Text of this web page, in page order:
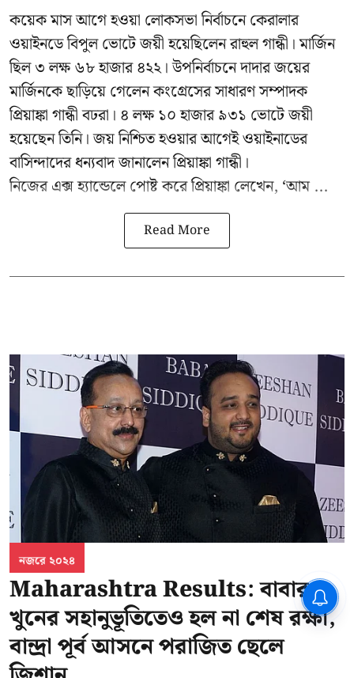
কয়েক মাস আগে হওয়া লোকসভা নির্বাচনে কেরালার
ওয়াইনডে বিপুল ভোটে জয়ী হয়েছিলেন রাহুল গান্ধী। মার্জিন
ছিল ৩ লক্ষ ৬৮ হাজার ৪২২। উপনির্বাচনে দাদার জয়ের
মার্জিনকে ছাড়িয়ে গেলেন কংগ্রেসের সাধারণ সম্পাদক
প্রিয়াঙ্কা গান্ধী বঢরা। ৪ লক্ষ ১০ হাজার ৯৩১ ভোটে জয়ী
হয়েছেন তিনি। জয় নিশ্চিত হওয়ার আগেই ওয়াইনাডের
বাসিন্দাদের ধন্যবাদ জানালেন প্রিয়াঙ্কা গান্ধী।
নিজের এক্স হ্যান্ডেলে পোষ্ট করে প্রিয়াঙ্কা লেখেন, ‘আম ...
Read More
নজরে ২০২৪
Maharashtra Results: বাবার
খুনের সহানুভূতিতেও হল না শেষ রক্ষা,
বান্দ্রা পূর্ব আসনে পরাজিত ছেলে
CPIM: ৬০ লক্ষ নাম বিবেচনাধীন রেখে
দ্বারস্থ হবে সিপিআইএম